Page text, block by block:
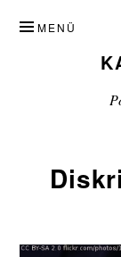
INHALT
SPRINGEN
MENÜ